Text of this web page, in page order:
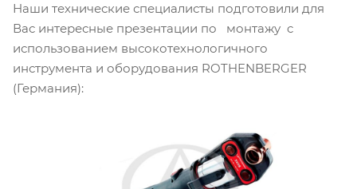
Наши технические специалисты подготовили для
Вас интересные презентации по монтажу с
использованием высокотехнологичного
инструмента и оборудования ROTHENBERGER
(Германия):